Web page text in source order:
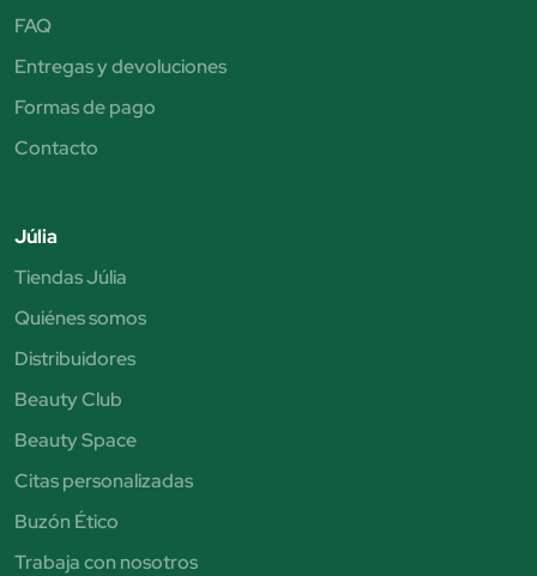
FAQ
Entregas y devoluciones
Formas de pago
Contacto
Júlia
Tiendas Júlia
Quiénes somos
Distribuidores
Beauty Club
Beauty Space
Citas personalizadas
Buzón Ético
Trabaja con nosotros